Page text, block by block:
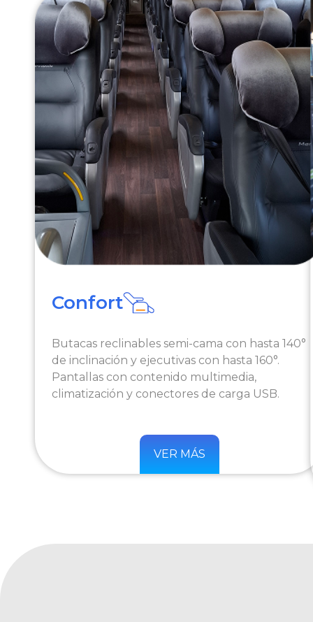
Confort
Butacas reclinables semi-cama con hasta 140°
de inclinación y ejecutivas con hasta 160°.
Pantallas con contenido multimedia,
climatización y conectores de carga USB.
VER MÁS